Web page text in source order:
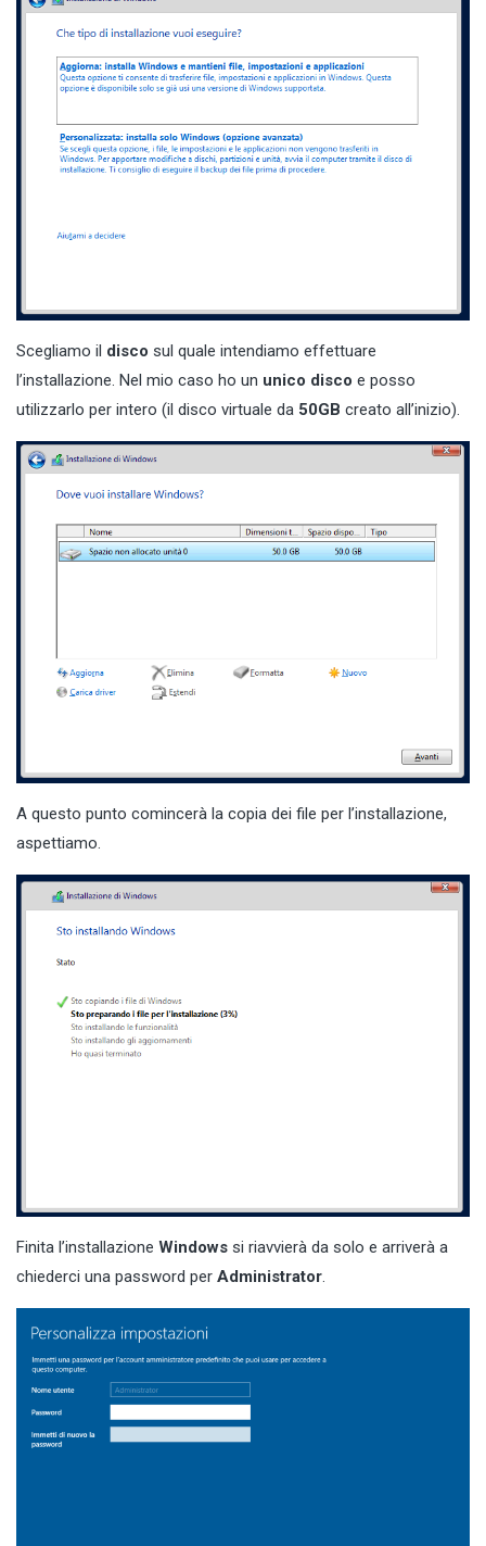
Scegliamo il disco sul quale intendiamo effettuare
l’installazione. Nel mio caso ho un unico disco e posso
utilizzarlo per intero (il disco virtuale da 50GB creato all’inizio).
A questo punto comincerà la copia dei file per l’installazione,
aspettiamo.
Finita l’installazione Windows si riavvierà da solo e arriverà a
chiederci una password per Administrator.